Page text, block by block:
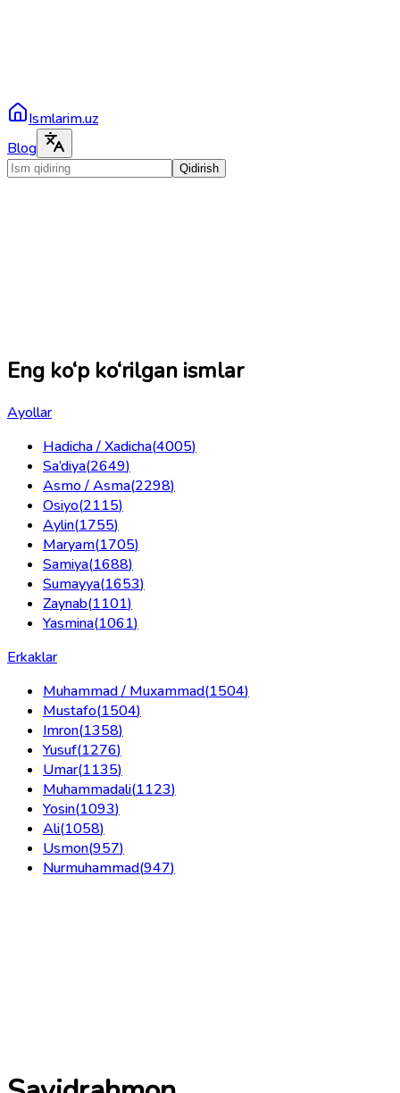
Ismlarim.uz
Blog
Qidirish
Eng ko‘p ko‘rilgan ismlar
Ayollar
Hadicha / Xadicha(4005)
Sa’diya(2649)
Asmo / Asma(2298)
Osiyo(2115)
Aylin(1755)
Maryam(1705)
Samiya(1688)
Sumayya(1653)
Zaynab(1101)
Yasmina(1061)
Erkaklar
Muhammad / Muxammad(1504)
Mustafo(1504)
Imron(1358)
Yusuf(1276)
Umar(1135)
Muhammadali(1123)
Yosin(1093)
Ali(1058)
Usmon(957)
Nurmuhammad(947)